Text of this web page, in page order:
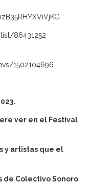
86431252
1502104696
ver en el Festival
y artistas que el
de Colectivo Sonoro